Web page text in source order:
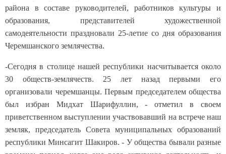
района в составе руководителей, работников культуры и
образования, представителей художественной
самодеятельности праздновали 25-летие со дня образования
Черемшанского землячества.
-Сегодня в столице нашей республики насчитывается около
30 обществ-землячеств. 25 лет назад первыми его
организовали черемшанцы. Первым председателем общества
был избран Мидхат Шарифуллин, - отметил в своем
приветственном выступлении участвовавший на встрече наш
земляк, председатель Совета муниципальных образований
республики Минсагит Шакиров. - У общества бывали разные